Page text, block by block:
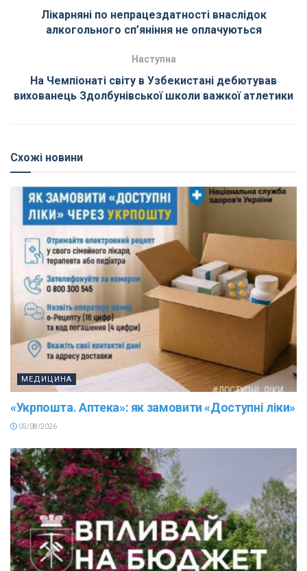
Лікарняні по непрацездатності внаслідок
алкогольного сп’яніння не оплачуються
Наступна
На Чемпіонаті світу в Узбекистані дебютував
вихованець Здолбунівської школи важкої атлетики
Схожі новини
МЕДИЦИНА
«Укрпошта. Аптека»: як замовити «Доступні ліки»
05/08/2026